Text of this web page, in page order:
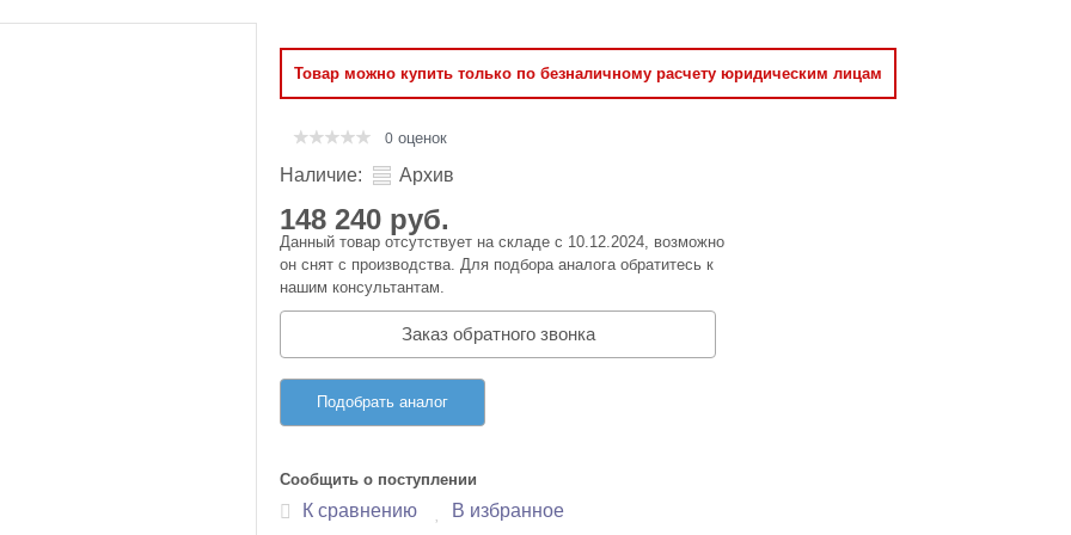
Товар можно купить только по безналичному расчету юридическим лицам
0 оценок
Наличие: Архив
148 240 руб.
Данный товар отсутствует на складе с 10.12.2024, возможно
он снят с производства. Для подбора аналога обратитесь к
нашим консультантам.
Заказ обратного звонка
Подобрать аналог
Сообщить о поступлении
К сравнению В избранное
память